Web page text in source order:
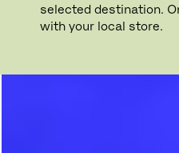
selected destination.
with your local store.